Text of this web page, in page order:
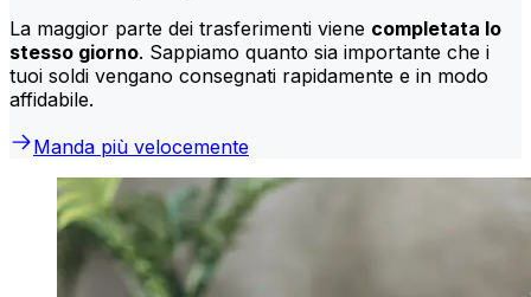
La maggior parte dei trasferimenti viene completata lo
stesso giorno. Sappiamo quanto sia importante che i
tuoi soldi vengano consegnati rapidamente e in modo
affidabile.
Manda più velocemente